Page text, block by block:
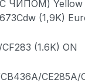
ЧИПОМ) Yellow
(1,9K)
(1.6K) ON
CE285A/